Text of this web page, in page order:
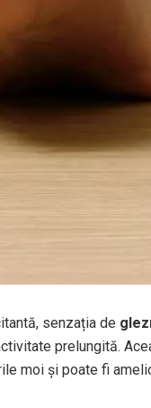
senzația de
prelungită.
moi și poate fi